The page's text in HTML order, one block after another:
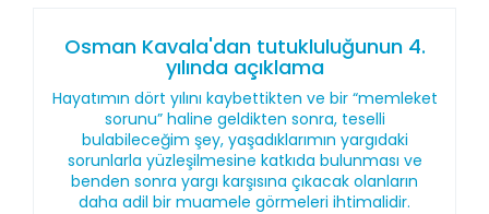
Osman Kavala'dan tutukluluğunun 4.
yılında açıklama
Hayatımın dört yılını kaybettikten ve bir “memleket
sorunu” haline geldikten sonra, teselli
bulabileceğim şey, yaşadıklarımın yargıdaki
sorunlarla yüzleşilmesine katkıda bulunması ve
benden sonra yargı karşısına çıkacak olanların
daha adil bir muamele görmeleri ihtimalidir.